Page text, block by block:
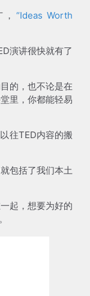
“Ideas Worth
演讲很快就有了
的，也不论是在
里，你都能轻易
往TED内容的搬
包括了我们本土
起，想要为好的